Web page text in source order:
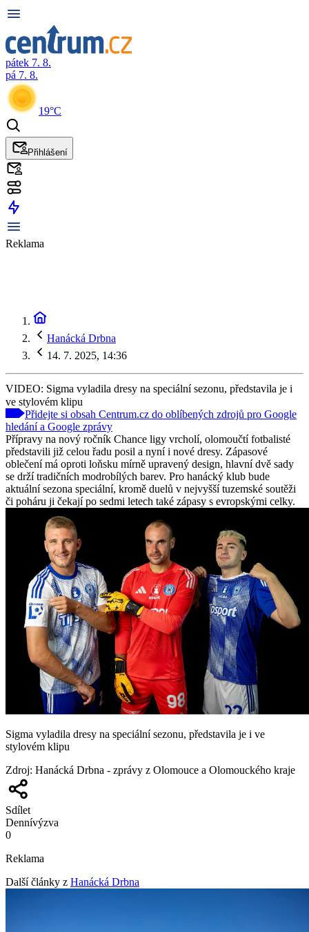
pátek 7. 8.
pá 7. 8.
19°C
Přihlášení
Reklama
Hanácká Drbna
14. 7. 2025, 14:36
VIDEO: Sigma vyladila dresy na speciální sezonu, představila je i
ve stylovém klipu
Přidejte si obsah Centrum.cz do oblíbených zdrojů pro Google
hledání a Google zprávy
Přípravy na nový ročník Chance ligy vrcholí, olomoučtí fotbalisté
představili již celou řadu posil a nyní i nové dresy. Zápasové
oblečení má oproti loňsku mírně upravený design, hlavní dvě sady
se drží tradičních modrobílých barev. Pro hanácký klub bude
aktuální sezona speciální, kromě duelů v nejvyšší tuzemské soutěži
či poháru ji čekají po sedmi letech také zápasy s evropskými celky.
Sigma vyladila dresy na speciální sezonu, představila je i ve
stylovém klipu
Zdroj: Hanácká Drbna - zprávy z Olomouce a Olomouckého kraje
Sdílet
Dennívýzva
0
Reklama
Další články z Hanácká Drbna